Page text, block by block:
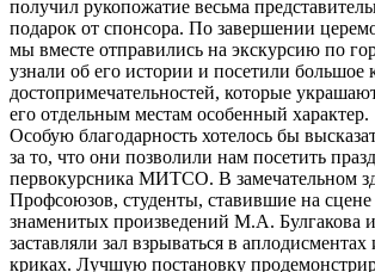
получил рукопожатие весьма
подарок от спонсора. По завершении
мы вместе отправились на экскурсию по
узнали об его истории и посетили большое
достопримечательностей, которые
его отдельным местам особенный характер.
Особую благодарность хотелось бы
за то, что они позволили нам посетить
первокурсника МИТСО. В замечательном
Профсоюзов, студенты, ставившие на
знаменитых произведений М.А. Булгакова
заставляли зал взрываться в
криках. Лучшую постановку